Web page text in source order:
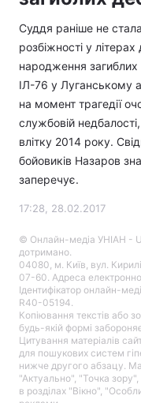
Суддя раніше не
розбіжності у
народження загиблих
ІЛ-76 у Луганському
на момент трагедії
службовій
влітку 2014 року.
бойовиків Назаров
заперечує.
17:28, 28.02.2017
© Онлайн-медіа УНІАН -
дотримано.
04080, м. Київ, вул.
07-60. Адреса
Ідентифікатор онлайн-
R40-05194.
Копіювання текстів або
будь-якій формі
Цитування матеріалів
для пошукових систем
нижче другого абзацу.
"Актуально", "Точка
в розділах "Вікно",